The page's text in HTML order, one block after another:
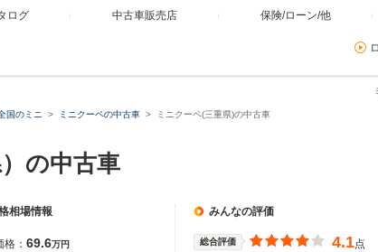
ログ 中古車販売店 保険/ローン/他
国のミニ ミニクーペの中古車 ミニクーペ(三重県)の中古車
の中古車
相場情報
： 69.6万円
みんなの評価
総合評価 4.1点